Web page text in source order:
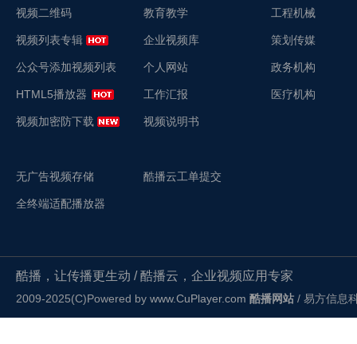
视频二维码
视频列表专辑
公众号添加视频列表
HTML5播放器
视频加密防下载
无广告视频存储
全终端适配播放器
教育教学
企业视频库
个人网站
工作汇报
视频说明书
酷播云工单提交
工程机械
策划传媒
政务机构
医疗机构
酷播，让传播更生动 / 酷播云，企业视频应用专家
2009-2025(C)Powered by www.CuPlayer.com 酷播网站 / 易方信息